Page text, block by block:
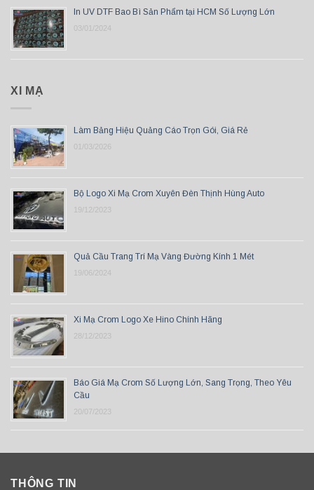
In UV DTF Bao Bì Sản Phẩm tại HCM Số Lượng Lớn
03/01/2024
XI MẠ
Làm Bảng Hiệu Quảng Cáo Trọn Gói, Giá Rẻ
01/03/2026
Bộ Logo Xi Mạ Crom Xuyên Đèn Thịnh Hùng Auto
19/12/2023
Quả Cầu Trang Trí Mạ Vàng Đường Kính 1 Mét
19/06/2024
Xi Mạ Crom Logo Xe Hino Chính Hãng
28/12/2023
Báo Giá Mạ Crom Số Lượng Lớn, Sang Trọng, Theo Yêu
Cầu
20/07/2023
THÔNG TIN